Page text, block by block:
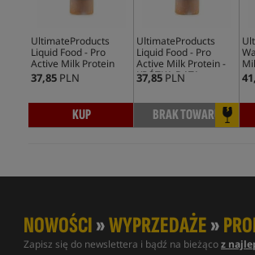
UltimateProducts
Liquid Food - Pro
Active Milk Protein
37,85 PLN
KUP
UltimateProducts
Liquid Food - Pro
Active Milk Protein -
KRÓTKA DATA
WAŻNOŚCI
37,85 PLN
BRAK TOWARU
NOWOŚCI»WYPRZEDAŻE»
Zapisz się do newslettera i bądź na bieżącoz